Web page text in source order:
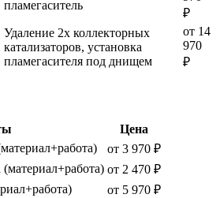
пламегаситель
₽
Удаление 2х коллекторных
катализаторов, установка
пламегасителя под днищем
от 14
970
₽
Цена
от 3 970 ₽
от 2 470 ₽
от 5 970 ₽